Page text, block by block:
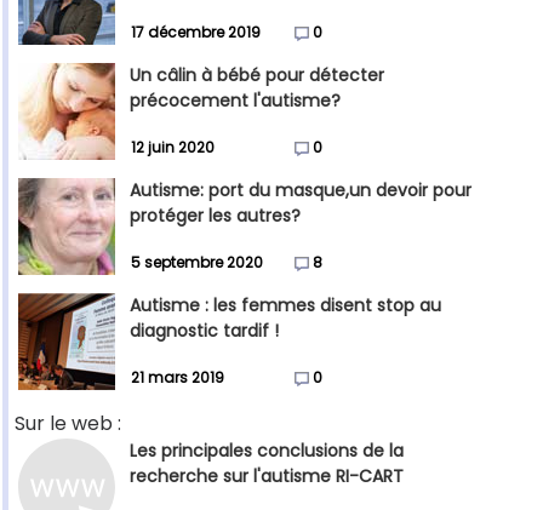
17 décembre 2019 0
Un câlin à bébé pour détecter
précocement l'autisme?
12 juin 2020 0
Autisme: port du masque,un devoir pour
protéger les autres?
5 septembre 2020 8
Autisme : les femmes disent stop au
diagnostic tardif !
21 mars 2019 0
Sur le web :
Les principales conclusions de la
recherche sur l'autisme RI-CART